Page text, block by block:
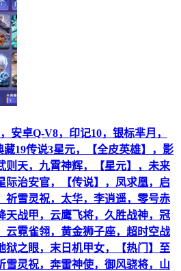
安卓Q-V8，印记10，银标芈月，
藏19传说3星元，【全皮英雄】，影
则天，九霄神辉，【星元】，未来
际治安官，【传说】，凤求凰，启
祈雪灵祝，太华，李逍遥，零号赤
天战甲，云鹰飞将，久胜战神，冠
云霓雀翎，黄金狮子座，超时空战
狱之眼，末日机甲女，【热门】至
雪灵祝，奔雷神使，御风骁将，山